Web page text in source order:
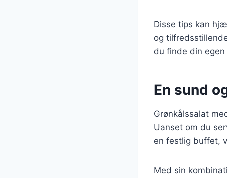
Disse tips kan
og
du finde din
En sund
Grønkålssalat
Uanset om du
en festlig buffet,
Med sin